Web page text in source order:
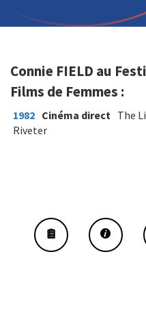
Connie FIELD au
Films de Femmes :
1982 Cinéma direct The
Riveter